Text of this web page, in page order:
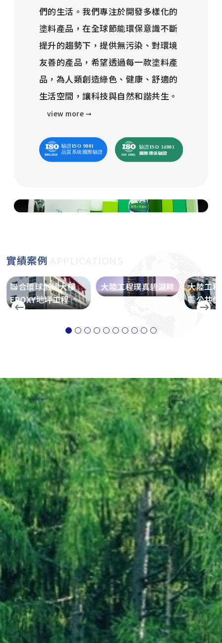
們的生活。我們專注於開發多樣化的
塗料產品，在全球節能環保意識不斷
提升的趨勢下，提供無污染、對環境
友善的產品，希望透過每一款塗料產
品，為人類創造綠色、健康、舒適的
生活空間，讓科技與自然和諧共生。
view more ➞
實績案例
聯合環球創建大樓
EPOXY地坪工程
大陸工程璞真碧湖畔
大陸工
區公共